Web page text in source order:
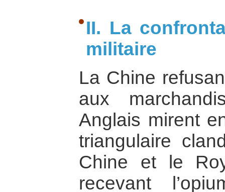
II. La
militaire
La Chine
aux
Anglais mirent
triangulaire
Chine et le
recevant